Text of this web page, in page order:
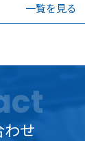
一覧を見る
わせ